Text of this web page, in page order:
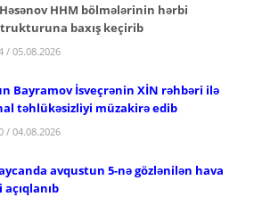
HHM bölmələrinin hərbi
baxış keçirib
/ 05.08.2026
Bayramov İsveçrənin XİN rəhbəri ilə
təhlükəsizliyi müzakirə edib
/ 04.08.2026
avqustun 5-nə gözlənilən hava